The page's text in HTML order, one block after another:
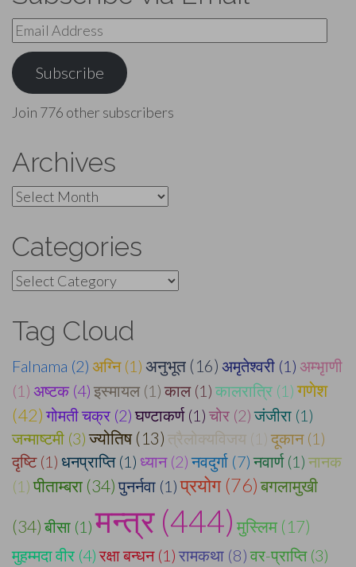
Email
Address
Subscribe
Join 776 other subscribers
Archives
Archives
Categories
Categories
Tag Cloud
Falnama (2) अग्नि (1) अनुभूत (16) अमृतेश्वरी (1) अम्भृाणी
(1) अष्टक (4) इस्मायल (1) काल (1) कालरात्रि (1) गणेश
(42) गोमती चक्र (2) घण्टाकर्ण (1) चोर (2) जंजीरा (1)
जन्माष्टमी (3) ज्योतिष (13) त्रैलोक्यविजय (1) दूकान (1)
दृष्टि (1) धनप्राप्ति (1) ध्यान (2) नवदुर्गा (7) नवार्ण (1) नानक
(1) पीताम्बरा (34) पुनर्नवा (1) प्रयोग (76)बगलामुखी
(34) बीसा (1) मन्त्र (444) मुस्लिम (17)
मुहम्मदा वीर (4) रक्षा बन्धन (1) रामकथा (8) वर-प्राप्ति (3)